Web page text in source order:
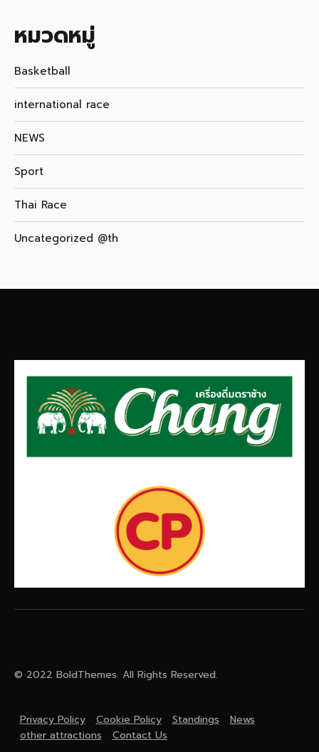
หมวดหมู่
Basketball
international race
NEWS
Sport
Thai Race
Uncategorized @th
© 2022 BoldThemes. All Rights Reserved.
Privacy Policy Cookie Policy Standings
News
other attractions
Contact Us